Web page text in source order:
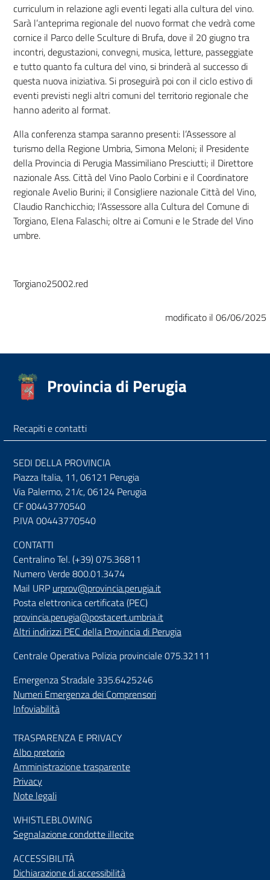
curriculum in relazione agli eventi legati alla cultura del vino.
Sarà l’anteprima regionale del nuovo format che vedrà come
cornice il Parco delle Sculture di Brufa, dove il 20 giugno tra
incontri, degustazioni, convegni, musica, letture, passeggiate
e tutto quanto fa cultura del vino, si brinderà al successo di
questa nuova iniziativa. Si proseguirà poi con il ciclo estivo di
eventi previsti negli altri comuni del territorio regionale che
hanno aderito al format.
Alla conferenza stampa saranno presenti: l’Assessore al
turismo della Regione Umbria, Simona Meloni; il Presidente
della Provincia di Perugia Massimiliano Presciutti; il Direttore
nazionale Ass. Città del Vino Paolo Corbini e il Coordinatore
regionale Avelio Burini; il Consigliere nazionale Città del Vino,
Claudio Ranchicchio; l’Assessore alla Cultura del Comune di
Torgiano, Elena Falaschi; oltre ai Comuni e le Strade del Vino
umbre.
Torgiano25002.red
modificato il 06/06/2025
Provincia di Perugia
Recapiti e contatti
SEDI DELLA PROVINCIA
Piazza Italia, 11, 06121 Perugia
Via Palermo, 21/c, 06124 Perugia
CF 00443770540
P.IVA 00443770540
CONTATTI
Centralino Tel. (+39) 075.36811
Numero Verde 800.01.3474
Mail URP urprov@provincia.perugia.it
Posta elettronica certificata (PEC)
provincia.perugia@postacert.umbria.it
Altri indirizzi PEC della Provincia di Perugia
Centrale Operativa Polizia provinciale 075.32111
Emergenza Stradale 335.6425246
Numeri Emergenza dei Comprensori
Infoviabilità
TRASPARENZA E PRIVACY
Albo pretorio
Amministrazione trasparente
Privacy
Note legali
WHISTLEBLOWING
Segnalazione condotte illecite
ACCESSIBILITÀ
Dichiarazione di accessibilità